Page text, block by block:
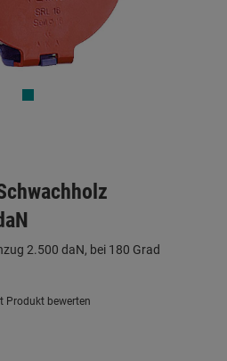
2.500 daN, bei 180 Grad
Produkt bewerten